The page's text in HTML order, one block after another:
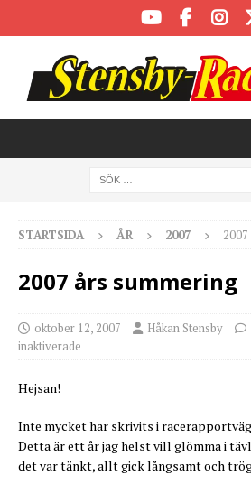
STARTSIDA ÅR 2007
2007 års summering
oktober 12, 2007 Håkan Stensby
inaktiverade
Hejsan!
Inte mycket har skrivits i racerapportväg
Detta är ett år jag helst vill glömma i
det var tänkt, allt gick långsamt och